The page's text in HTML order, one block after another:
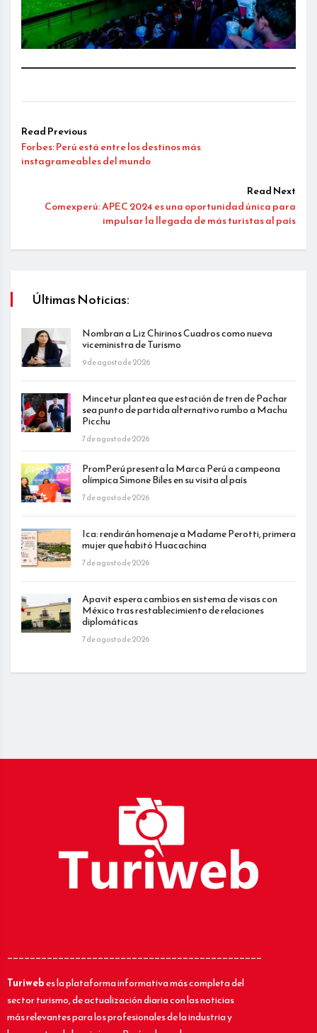
Read Previous
Forbes: Perú está entre los destinos más
instagrameables del mundo
Read Next
Comexperú: APEC 2024 es una oportunidad única para
impulsar la llegada de más turistas al país
Últimas Noticias:
Nombran a Liz Chirinos Cuadros como nueva
viceministra de Turismo
9 de agosto de 2026
Mincetur plantea que estación de tren de Pachar
sea punto de partida alternativo rumbo a Machu
Picchu
7 de agosto de 2026
PromPerú presenta la Marca Perú a campeona
olímpica Simone Biles en su visita al país
7 de agosto de 2026
Ica: rendirán homenaje a Madame Perotti, primera
mujer que habitó Huacachina
7 de agosto de 2026
Apavit espera cambios en sistema de visas con
México tras restablecimiento de relaciones
diplomáticas
7 de agosto de 2026
_____________________________________________
Turiwebes la plataforma informativa más completa del
sector turismo, de actualización diaria con las noticias
más relevantes para los profesionales de la industria y